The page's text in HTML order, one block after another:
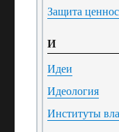
Защита
И
Идеи
Идеология
Институты